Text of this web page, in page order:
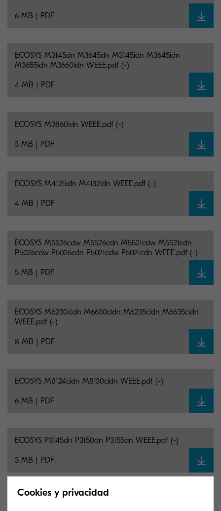
6 MB | PDF
ECOSYS M3145dn M3645dn M3145idn M3645idn
M3655idn M3660idn WEEE.pdf (-)
4 MB | PDF
ECOSYS M3860idn WEEE.pdf (-)
3 MB | PDF
ECOSYS M4125idn M4132idn WEEE.pdf (-)
4 MB | PDF
ECOSYS M5526cdw M5526cdn M5521cdw M5521cdn
P5026cdw P5026cdn P5021cdw P5021cdn WEEE.pdf (-)
5 MB | PDF
ECOSYS M6230cidn M6630cidn M6235cidn M6635cidn
WEEE.pdf (-)
8 MB | PDF
ECOSYS M8124cidn M8130cidn WEEE.pdf (-)
6 MB | PDF
ECOSYS P3145dn P3150dn P3155dn WEEE.pdf (-)
3 MB | PDF
ECOSYS P3260dn WEEE.pdf (-)
Cookies y privacidad